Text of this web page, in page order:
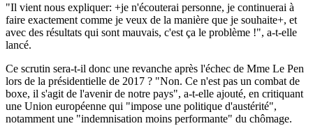
"Il vient nous expliquer: +je n'écouterai personne, je continuerai à
faire exactement comme je veux de la manière que je souhaite+, et
avec des résultats qui sont mauvais, c'est ça le problème !", a-t-elle
lancé.
Ce scrutin sera-t-il donc une revanche après l'échec de Mme Le Pen
lors de la présidentielle de 2017 ? "Non. Ce n'est pas un combat de
boxe, il s'agit de l'avenir de notre pays", a-t-elle ajouté, en critiquant
une Union européenne qui "impose une politique d'austérité",
notamment une "indemnisation moins performante" du chômage.